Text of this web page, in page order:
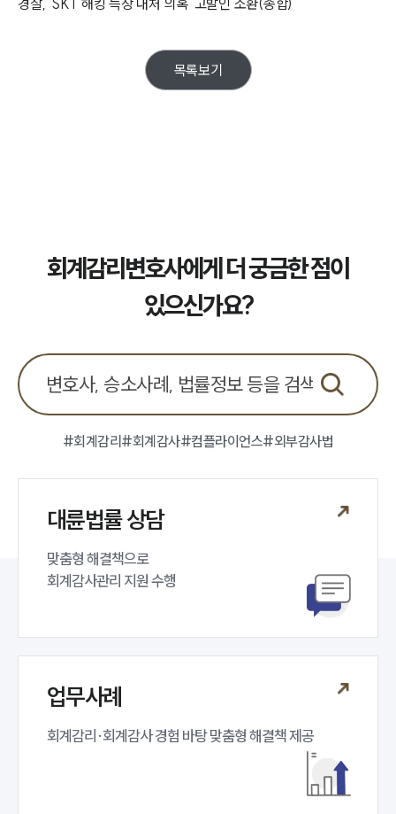
통합검색
업무사례
회계감리그룹 업무
전체
구성원 소개
회계감리전문변호사
소식/자료
법률 블로그
뉴스레터/브로슈어
대륜법률상담예약
경찰, 'SKT 해킹 늑장 대처 의혹' 고발인 소환(종합)
목록보기
회계감리변호사에게 더 궁금한 점이
있으신가요?
#회계감리 #회계감사#컴플라이언스#외부감사법
대륜법률 상담
맞춤형 해결책으로
회계감사관리 지원 수행
업무사례
회계감리·회계감사 경험 바탕 맞춤형 해결책 제공